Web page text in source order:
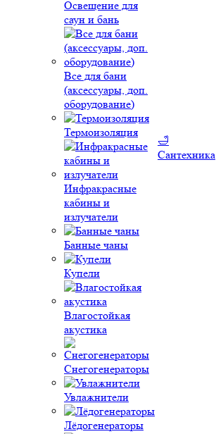
Освещение для
саун и бань
Все для бани
(аксессуары, доп.
оборудование)
Термоизоляция
Инфракрасные
кабины и
излучатели
Банные чаны
Купели
Влагостойкая
акустика
Снегогенераторы
Увлажнители
Лёдогенераторы
🛁
Сантехника